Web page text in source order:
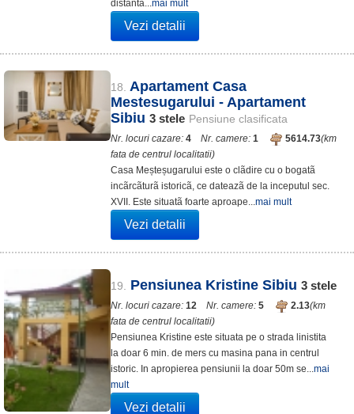
distanta...mai mult
Vezi detalii
18. Apartament Casa
Mestesugarului - Apartament
Sibiu 3 stele Pensiune clasificata
Nr. locuri cazare: 4 Nr. camere: 1 5614.73(km
fata de centrul localitatii)
Casa Meșteșugarului este o clãdire cu o bogatã
incãrcãturã istoricã, ce dateazã de la inceputul sec.
XVII. Este situatã foarte aproape...mai mult
Vezi detalii
19. Pensiunea Kristine Sibiu 3 stele
Nr. locuri cazare: 12 Nr. camere: 5 2.13(km
fata de centrul localitatii)
Pensiunea Kristine este situata pe o strada linistita
la doar 6 min. de mers cu masina pana in centrul
istoric. In apropierea pensiunii la doar 50m se...mai
mult
Vezi detalii